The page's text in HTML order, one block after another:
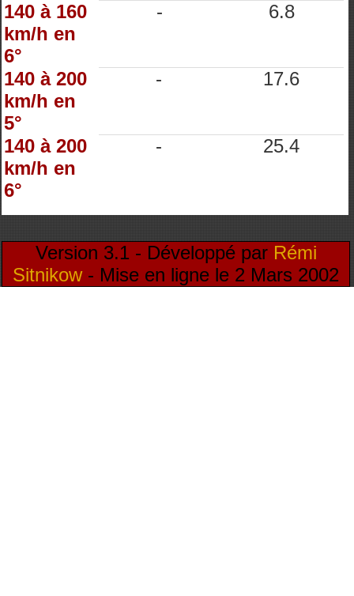
140 à 160
km/h en
6°
- 6.8
140 à 200
km/h en
5°
- 17.6
140 à 200
km/h en
6°
- 25.4
Version 3.1 - Développé par Rémi
Sitnikow- Mise en ligne le 2 Mars 2002